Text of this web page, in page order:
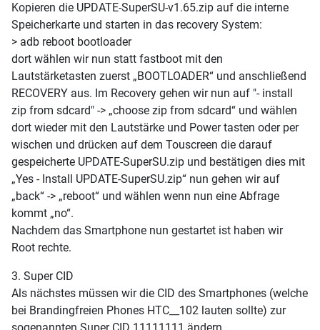
Kopieren die UPDATE-SuperSU-v1.65.zip auf die interne
Speicherkarte und starten in das recovery System:
> adb reboot bootloader
dort wählen wir nun statt fastboot mit den
Lautstärketasten zuerst „BOOTLOADER“ und anschließend
RECOVERY aus. Im Recovery gehen wir nun auf "- install
zip from sdcard" -> „choose zip from sdcard“ und wählen
dort wieder mit den Lautstärke und Power tasten oder per
wischen und drücken auf dem Touscreen die darauf
gespeicherte UPDATE-SuperSU.zip und bestätigen dies mit
„Yes - Install UPDATE-SuperSU.zip“ nun gehen wir auf
„back“ -> „reboot“ und wählen wenn nun eine Abfrage
kommt „no“.
Nachdem das Smartphone nun gestartet ist haben wir
Root rechte.
3. Super CID
Als nächstes müssen wir die CID des Smartphones (welche
bei Brandingfreien Phones HTC__102 lauten sollte) zur